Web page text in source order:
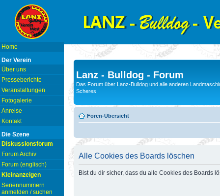
Home
Der Verein
Über uns
Presseberichte
Veranstaltungen
Fotogalerie
Anreise
Kontakt
Die Szene
Diskussionsforum
Forum Archiv
Forum (englisch)
Kleinanzeigen
Seriennummern
anmelden / suchen
Lanz - Bulldog - Forum
Das Forum über Lanz-Bulldog und alle anderen
Scheres
Foren-Übersicht
Alle Cookies des Boards löschen
Bist du dir sicher, dass du alle Cookies des Boards